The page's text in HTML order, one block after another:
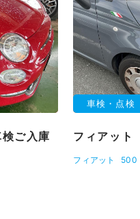
ご入庫
車検・点検
フィアッ
フィアット 500